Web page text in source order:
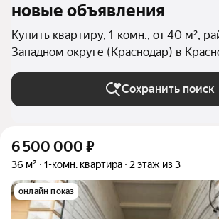
новые объявления
Купить квартиру, 1-комн., от 40 м²,
Западном округе (Краснодар) в
Сохранить поиск
6 500 000 ₽
36 м² 1-комн. квартира 2 этаж из 3
онлайн показ